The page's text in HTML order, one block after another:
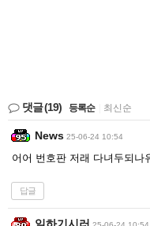
댓글(19) 등록순 최신순
News 25-06-24 10:54
어어 번호판 저래 다녀두되나
답글